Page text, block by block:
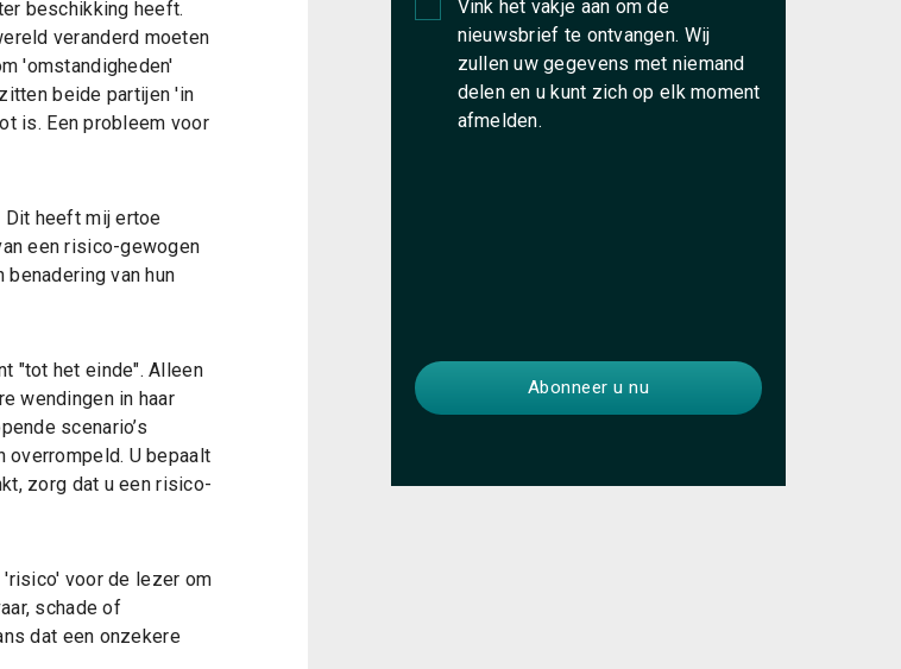
beschikking heeft.
veranderd moeten
'omstandigheden'
beide partijen 'in
is. Een probleem voor
Dit heeft mij ertoe
een risico-gewogen
van hun
"tot het einde". Alleen
wendingen in haar
scenario’s
overrompeld. U bepaalt
zorg dat u een risico-
voor de lezer om
schade of
dat een onzekere
Vink het vakje aan om de
nieuwsbrief te ontvangen. Wij
zullen uw gegevens met niemand
delen en u kunt zich op elk moment
afmelden.